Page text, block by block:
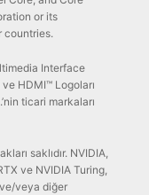
or its
countries.
Interface
HDMI™ Logoları
ticari markaları
saklıdır. NVIDIA,
ve NVIDIA Turing,
veya diğer